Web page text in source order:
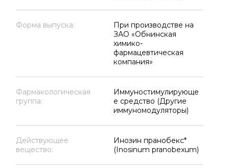
Форма выпуска:
При производстве на
ЗАО «Обнинская
химико-
фармацевтическая
компания»
Фармакологическая
группа:
Иммуностимулирующе
е средство (Другие
иммуномодуляторы)
Действующее
вещество:
Инозин пранобекс*
(Inosinum pranobexum)